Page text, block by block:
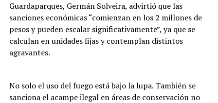
Guardaparques, Germán Solveira, advirtió que las
sanciones económicas “comienzan en los 2 millones de
pesos y pueden escalar significativamente”, ya que se
calculan en unidades fijas y contemplan distintos
agravantes.
No solo el uso del fuego está bajo la lupa. También se
sanciona el acampe ilegal en áreas de conservación no